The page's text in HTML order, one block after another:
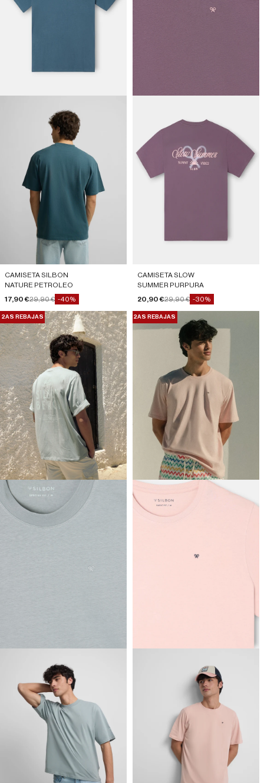
CAMISETA SILBON
NATURE PETROLEO
Precio de oferta
17,90 €Precio normal
29,90 € -40%
CAMISETA SLOW
SUMMER PURPURA
Precio de oferta
20,90 €Precio normal
29,90 € -30%
2AS REBAJAS 2AS REBAJAS